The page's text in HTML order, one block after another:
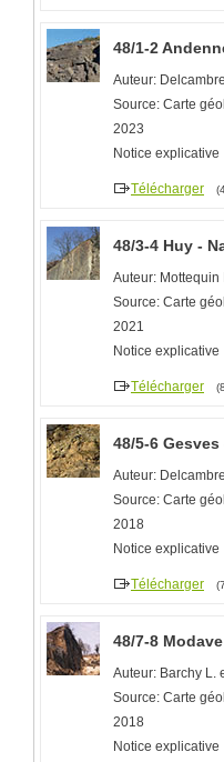
48/1-2
Auteur:
Source: Carte
2023
Notice explicative
Télécharger
48/3-4 Huy -
Auteur: Mottequin
Source: Carte
2021
Notice explicative
Télécharger
48/5-6 Gesves
Auteur:
Source: Carte
2018
Notice explicative
Télécharger
48/7-8
Auteur: Barchy L.
Source: Carte
2018
Notice explicative